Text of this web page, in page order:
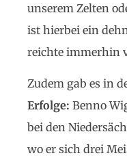
unserem Zelten
ist hierbei ein
reichte immerhin
Zudem gab es in
Erfolge: Benno
bei den
wo er sich drei